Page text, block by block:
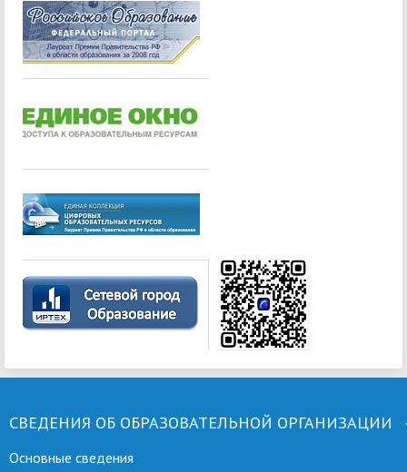
СВЕДЕНИЯ ОБ ОБРАЗОВАТЕЛЬНОЙ ОРГАНИЗАЦИИ
Основные сведения